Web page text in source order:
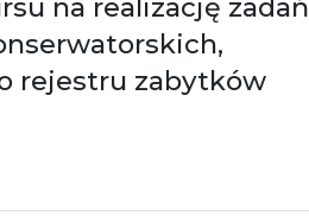
na realizację zadań
rejestru zabytków